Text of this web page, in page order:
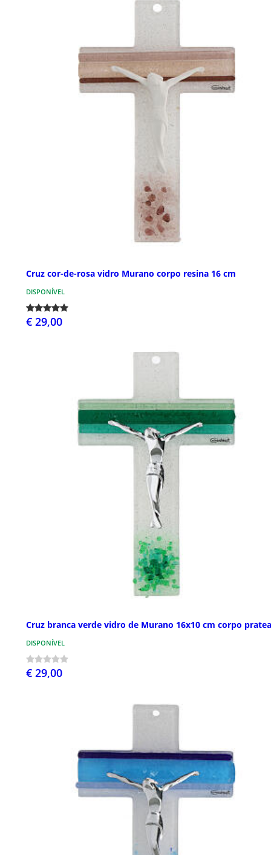
Cruz cor-de-rosa vidro Murano corpo resina 16 cm
DISPONÍVEL
€ 29,00
Cruz branca verde vidro de Murano 16x10 cm corpo
DISPONÍVEL
€ 29,00